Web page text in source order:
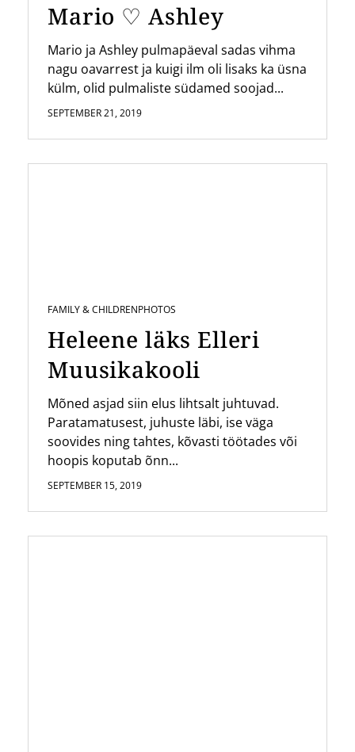
Mario ♡ Ashley
Mario ja Ashley pulmapäeval sadas vihma
nagu oavarrest ja kuigi ilm oli lisaks ka üsna
külm, olid pulmaliste südamed soojad...
SEPTEMBER 21, 2019
FAMILY & CHILDRENPHOTOS
Heleene läks Elleri
Muusikakooli
Mõned asjad siin elus lihtsalt juhtuvad.
Paratamatusest, juhuste läbi, ise väga
soovides ning tahtes, kõvasti töötades või
hoopis koputab õnn...
SEPTEMBER 15, 2019